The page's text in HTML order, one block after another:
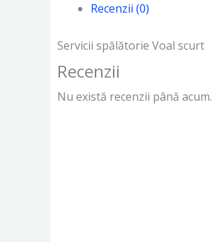
Recenzii (0)
Servicii spălătorie Voal scurt
Recenzii
Nu există recenzii până acum.